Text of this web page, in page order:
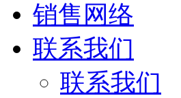
销售网络
联系我们
联系我们